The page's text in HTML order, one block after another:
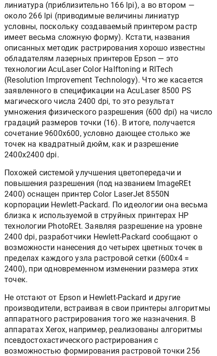
линиатура (приблизительно 166 lpi), а во втором —
около 266 lpi (приводимые величины линиатур
условны, поскольку создаваемый принтером растр
имеет весьма сложную форму). Кстати, названия
описанных методик растрирования хорошо известны
обладателям лазерных принтеров Epson — это
технологии AcuLaser Color Halftoning и RITech
(Resolution Improvement Technology). Что же касается
заявленного в спецификации на AcuLaser 8500 PS
магического числа 2400 dpi, то это результат
умножения физического разрешения (600 dpi) на число
градаций размеров точки (16). В итоге, получается
сочетание 9600x600, условно дающее столько же
точек на квадратный дюйм, как и разрешение
2400x2400 dpi.
Похожей системой улучшения цветопередачи и
повышения разрешения (под названием ImageREt
2400) оснащен принтер Color LaserJet 8550N
корпорации Hewlett-Packard. По идеологии она весьма
близка к используемой в струйных принтерах НР
технологии PhotoREt. Заявляя разрешение на уровне
2400 dpi, разработчики Hewlett-Packard сообщают о
возможности нанесения до четырех цветных точек в
пределах каждого узла растровой сетки (600x4 =
2400), при одновременном изменении размера этих
точек.
Не отстают от Epson и Hewlett-Packard и другие
производители, встраивая в свои принтеры алгоритмы
аппаратного растрирования того же назначения. В
аппаратах Xerox, например, реализованы алгоритмы
псевдостохастического растрирования с
возможностью формирования растровой точки 256